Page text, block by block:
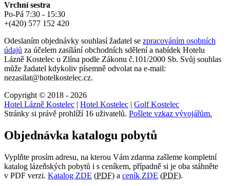
Vrchní sestra
Po-Pá 7:30 - 15:30
+(420) 577 152 420
Odeslaním objednávky souhlasí žadatel se zpracováním osobních
údajů za účelem zasílání obchodních sdělení a nabídek Hotelu
Lázně Kostelec u Zlína podle Zákonu č.101/2000 Sb. Svůj souhlas
může žadatel kdykoliv písemně odvolat na e-mail:
nezasilat@hotelkostelec.cz.
Copyright © 2018 - 2026
Hotel Lázně Kostelec | Hotel Kostelec | Golf Kostelec
Stránky si právě prohlíží 16 uživatelů. Pošlete vzkaz vývojářům.
Objednávka katalogu pobytů
Vyplňte prosím adresu, na kterou Vám zdarma zašleme kompletní
katalog lázeňských pobytů i s ceníkem, případně si je oba stáhněte
v PDF verzi. Katalog ZDE (PDF) a ceník ZDE (PDF).